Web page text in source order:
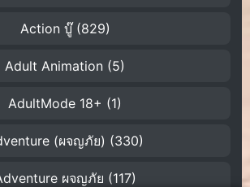
Action บู๊(829)
Adult Animation (5)
AdultMode 18+ (1)
(ผจญภัย) (330)
ผจญภัย (117)